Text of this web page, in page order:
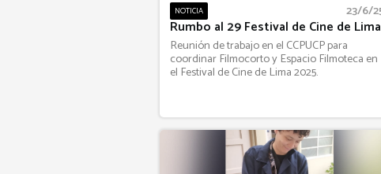
NOTICIA 23/6/
Rumbo al 29 Festival de Cine de Lima
Reunión de trabajo en el CCPUCP para
coordinar Filmocorto y Espacio Filmoteca en
el Festival de Cine de Lima 2025.